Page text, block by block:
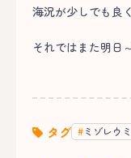
海況が少しでも良
それではまた明日
タグ ミゾレウ